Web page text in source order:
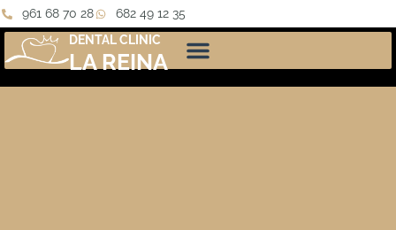
961 68 70 28
682 49 12 35
DENTAL CLINIC
LA REINA